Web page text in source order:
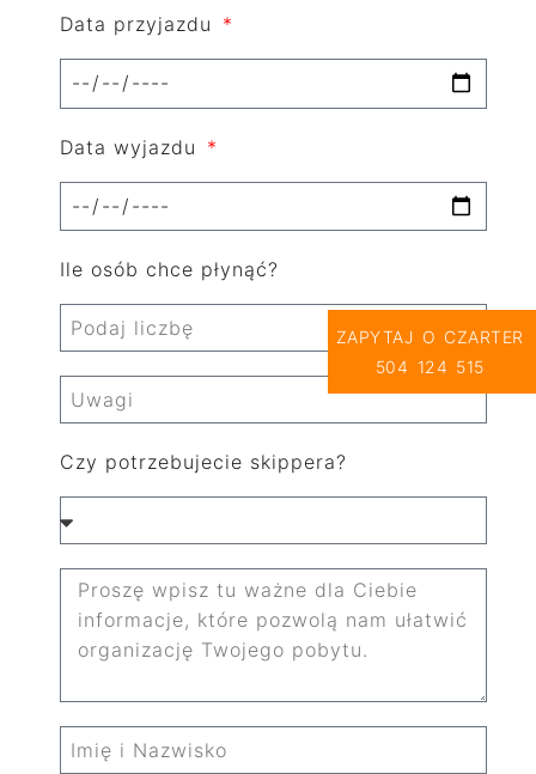
Data przyjazdu
Data wyjazdu
Ile osób chce płynąć?
Czy potrzebujecie skippera?
ZAPYTAJ O CZARTER
504 124 515